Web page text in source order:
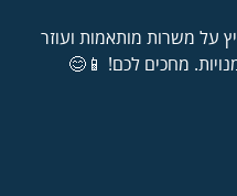
על משרות מותאמות ועוזר
מחכים לכם! 📱😊